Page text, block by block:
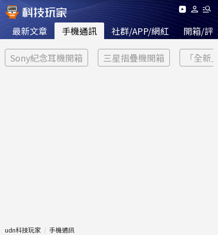
最新文章 手機通訊 社群/APP/網紅 開箱/評
Sony紀念耳機開箱 三星摺疊機開箱 「全新
udn科技玩家 手機通訊